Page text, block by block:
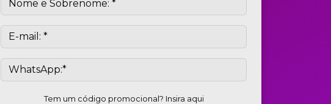
Tem um código promocional? Insira aqui